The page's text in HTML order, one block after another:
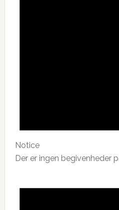
Notice
Der er ingen begivenheder